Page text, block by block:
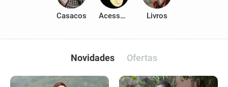
Casacos Acessórios Livros
Novidades Ofertas